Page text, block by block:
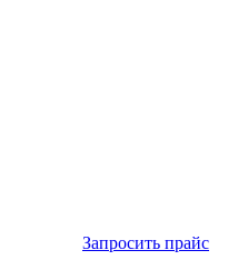
Запросить прайс